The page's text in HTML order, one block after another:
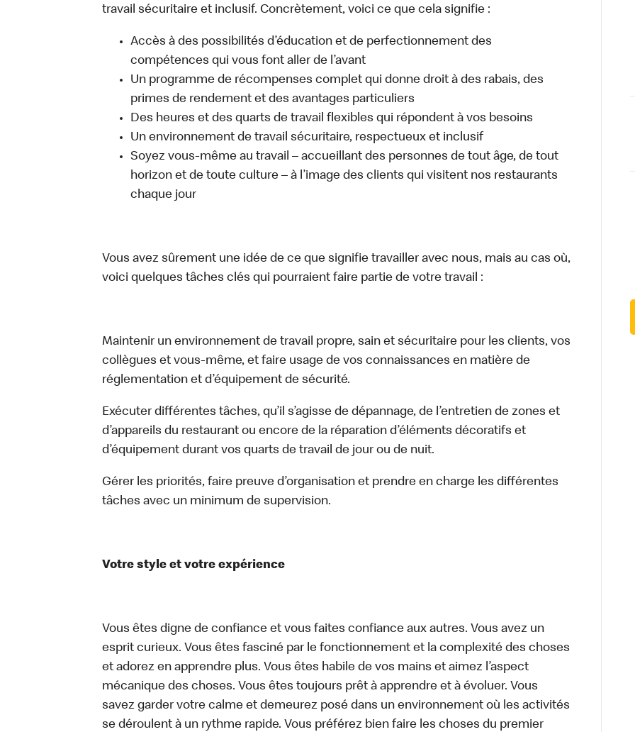
travail sécuritaire et inclusif. Concrètement, voici ce que cela signifie :
Accès à des possibilités d’éducation et de perfectionnement des
compétences qui vous font aller de l’avant
Un programme de récompenses complet qui donne droit à des rabais, des
primes de rendement et des avantages particuliers
Des heures et des quarts de travail flexibles qui répondent à vos besoins
Un environnement de travail sécuritaire, respectueux et inclusif
Soyez vous-même au travail – accueillant des personnes de tout âge, de tout
horizon et de toute culture – à l’image des clients qui visitent nos restaurants
chaque jour
Vous avez sûrement une idée de ce que signifie travailler avec nous, mais au cas où,
voici quelques tâches clés qui pourraient faire partie de votre travail :
Maintenir un environnement de travail propre, sain et sécuritaire pour les clients, vos
collègues et vous-même, et faire usage de vos connaissances en matière de
réglementation et d’équipement de sécurité.
Exécuter différentes tâches, qu’il s’agisse de dépannage, de l’entretien de zones et
d’appareils du restaurant ou encore de la réparation d’éléments décoratifs et
d’équipement durant vos quarts de travail de jour ou de nuit.
Gérer les priorités, faire preuve d’organisation et prendre en charge les différentes
tâches avec un minimum de supervision.
Votre style et votre expérience
Vous êtes digne de confiance et vous faites confiance aux autres. Vous avez un
esprit curieux. Vous êtes fasciné par le fonctionnement et la complexité des choses
et adorez en apprendre plus. Vous êtes habile de vos mains et aimez l’aspect
mécanique des choses. Vous êtes toujours prêt à apprendre et à évoluer. Vous
savez garder votre calme et demeurez posé dans un environnement où les activités
se déroulent à un rythme rapide. Vous préférez bien faire les choses du premier